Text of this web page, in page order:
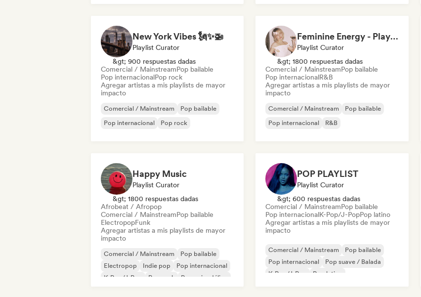
New York Vibes 🗽✨🚁
Playlist Curator
&gt; 900 respuestas dadas
Comercial / MainstreamPop bailable
Pop internacionalPop rock
Agregar artistas a mis playlists de mayor
impacto
Comercial / Mainstream
Pop bailable
Pop internacional
Pop rock
Feminine Energy - Playlist
Playlist Curator
&gt; 1800 respuestas dadas
Comercial / MainstreamPop bailable
Pop internacionalR&B
Agregar artistas a mis playlists de mayor
impacto
Comercial / Mainstream
Pop bailable
Pop internacional
R&B
Happy Music
Playlist Curator
&gt; 1800 respuestas dadas
Afrobeat / Afropop
Comercial / MainstreamPop bailable
ElectropopFunk
Agregar artistas a mis playlists de mayor
impacto
Comercial / Mainstream
Pop bailable
Electropop
Indie pop
Pop internacional
K-Pop/J-Pop
Pop rock Pop psicodélico
POP PLAYLIST
Playlist Curator
&gt; 600 respuestas dadas
Comercial / MainstreamPop bailable
Pop internacionalK-Pop/J-PopPop latino
Agregar artistas a mis playlists de mayor
impacto
Comercial / Mainstream
Pop bailable
Pop internacional
Pop suave / Balada
K-Pop/J-Pop
Pop latino